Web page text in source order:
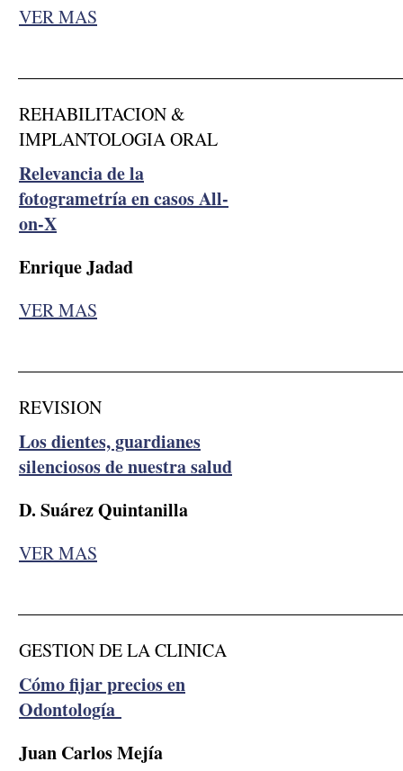
VER MAS
REHABILITACION &
IMPLANTOLOGIA ORAL
Relevancia de la
fotogrametría en casos All-
on-X
Enrique Jadad
VER MAS
REVISION
Los dientes, guardianes
silenciosos de nuestra salud
D. Suárez Quintanilla
VER MAS
GESTION DE LA CLINICA
Cómo fijar precios en
Odontología
Juan Carlos Mejía